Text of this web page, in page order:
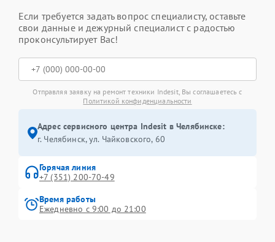
Если требуется задать вопрос специалисту, оставьте
свои данные и дежурный специалист с радостью
проконсультирует Вас!
Отправляя заявку на ремонт техники Indesit, Вы соглашаетесь с
Политикой конфиденциальности
Адрес сервисного центра Indesit в Челябинске:
г. Челябинск, ул. Чайковского, 60
Горячая линия
+7 (351) 200-70-49
Время работы
Ежедневно с 9:00 до 21:00